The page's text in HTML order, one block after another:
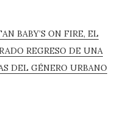
BABY’S ON FIRE, EL
REGRESO DE UNA
DEL GÉNERO URBANO